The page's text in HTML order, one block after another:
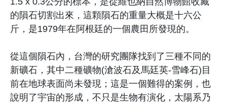
的隕石切割出來，這顆隕石的重量大概是十六公
斤，是1979年在阿根廷的一個農田所發現的。
從這個隕石內，台灣的研究團隊找到了三種不同的
新礦石，其中二種礦物(滄波石及馬廷英-雪峰石)目
前在地球表面尚未發現；這是一個難得的案例，也
說明了宇宙的形成，不只是生物有演化，太陽系乃